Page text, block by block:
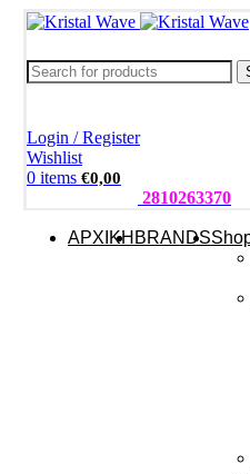
Login / Register
Wishlist
0 items €0,00
2810263370
ΑΡΧΙΚΗ BRANDS